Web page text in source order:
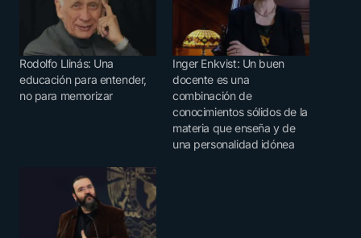
Rodolfo Llinás: Una
educación para entender,
no para memorizar
Inger Enkvist: Un buen
docente es una
combinación de
conocimientos sólidos de la
materia que enseña y de
una personalidad idónea